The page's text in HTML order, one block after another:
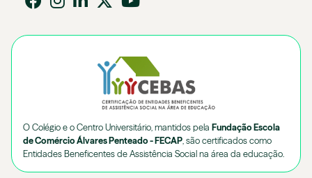
O Colégio e o Centro Universitário, mantidos pela Fundação Escola
de Comércio Álvares Penteado - FECAP , são certificados como
Entidades Beneficentes de Assistência Social na área da educação.